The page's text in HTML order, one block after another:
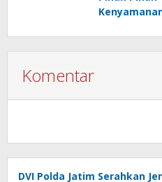
Komentar
DVI Polda Jatim Serahkan